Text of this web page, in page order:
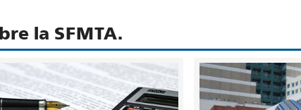
la SFMTA.